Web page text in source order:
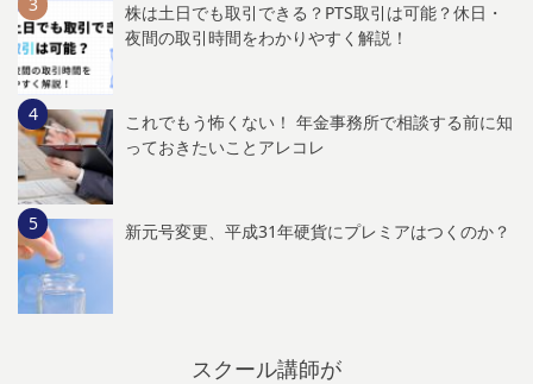
株は土日でも取引できる？PTS取引は可能？休日・
夜間の取引時間をわかりやすく解説！
これでもう怖くない！ 年金事務所で相談する前に知
っておきたいことアレコレ
新元号変更、平成31年硬貨にプレミアはつくのか？
スクール講師が